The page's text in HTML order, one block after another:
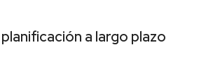
a largo plazo